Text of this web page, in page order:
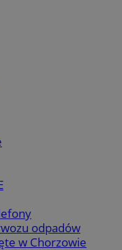
odpadów
w Chorzowie